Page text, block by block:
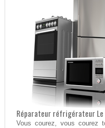
Réparateur réfrigérateur
Vous courez, vous courez